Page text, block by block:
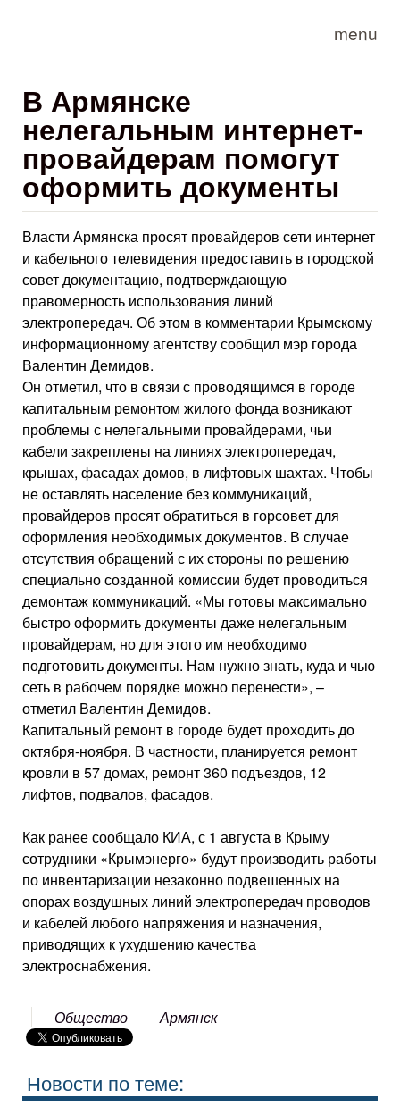
menu
В Армянске
нелегальным интернет-
провайдерам помогут
оформить документы
Власти Армянска просят провайдеров сети интернет
и кабельного телевидения предоставить в городской
совет документацию, подтверждающую
правомерность использования линий
электропередач. Об этом в комментарии Крымскому
информационному агентству сообщил мэр города
Валентин Демидов.
Он отметил, что в связи с проводящимся в городе
капитальным ремонтом жилого фонда возникают
проблемы с нелегальными провайдерами, чьи
кабели закреплены на линиях электропередач,
крышах, фасадах домов, в лифтовых шахтах. Чтобы
не оставлять население без коммуникаций,
провайдеров просят обратиться в горсовет для
оформления необходимых документов. В случае
отсутствия обращений с их стороны по решению
специально созданной комиссии будет проводиться
демонтаж коммуникаций. «Мы готовы максимально
быстро оформить документы даже нелегальным
провайдерам, но для этого им необходимо
подготовить документы. Нам нужно знать, куда и чью
сеть в рабочем порядке можно перенести», –
отметил Валентин Демидов.
Капитальный ремонт в городе будет проходить до
октября-ноября. В частности, планируется ремонт
кровли в 57 домах, ремонт 360 подъездов, 12
лифтов, подвалов, фасадов.
Как ранее сообщало КИА, с 1 августа в Крыму
сотрудники «Крымэнерго» будут производить работы
по инвентаризации незаконно подвешенных на
опорах воздушных линий электропередач проводов
и кабелей любого напряжения и назначения,
приводящих к ухудшению качества
электроснабжения.
Общество Армянск
Новости по теме: